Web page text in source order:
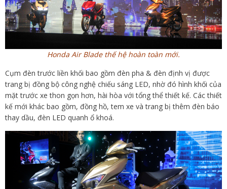
Honda Air Blade thế hệ hoàn toàn mới.
Cụm đèn trước liền khối bao gồm đèn pha & đèn định vị được
trang bị đồng bộ công nghệ chiếu sáng LED, nhờ đó hình khối của
mặt trước xe thon gọn hơn, hài hòa với tổng thể thiết kế. Các thiết
kế mới khác bao gồm, đồng hồ, tem xe và trang bị thêm đèn báo
thay dầu, đèn LED quanh ổ khoá.